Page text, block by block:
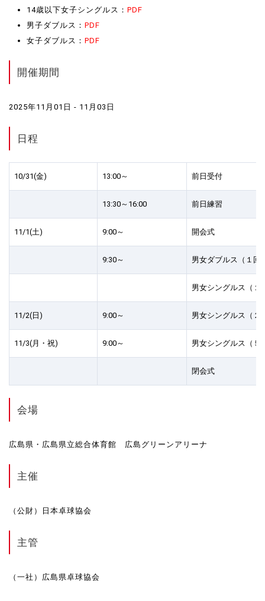
14歳以下女子シングルス： PDF
男子ダブルス： PDF
女子ダブルス： PDF
開催期間
2025年11月01日 - 11月03日
日程
10/31(金) 13:00～ 前日受付
13:30～16:00 前日練習
11/1(土) 9:00～ 開会式
9:30～ 男女ダブルス（１回
男女シングルス（１
11/2(日) 9:00～ 男女シングルス（２
11/3(月・祝) 9:00～ 男女シングルス（５
閉会式
会場
広島県・広島県立総合体育館 広島グリーンアリーナ
主催
（公財）日本卓球協会
主管
（一社）広島県卓球協会